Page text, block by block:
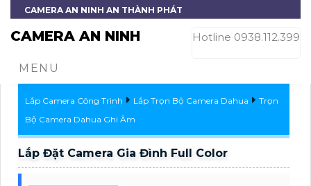
CAMERA AN NINH AN THÀNH PHÁT
CAMERA AN NINH Hotline 0938.112.399
MENU
Lắp Camera Công Trình Lắp Trọn Bộ Camera Dahua
Trọn
Bộ Camera Dahua Ghi Âm
Lắp Đặt Camera Gia Đình Full Color